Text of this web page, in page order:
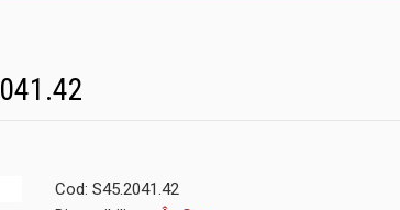
Cod: S45.2041.42